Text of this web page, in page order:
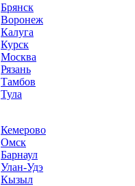
Брянск
Воронеж
Калуга
Курск
Москва
Рязань
Тамбов
Тула
Кемерово
Омск
Барнаул
Улан-Удэ
Кызыл